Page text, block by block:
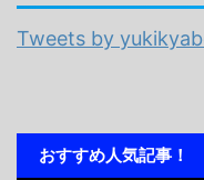
Tweets by
おすすめ人気記事！